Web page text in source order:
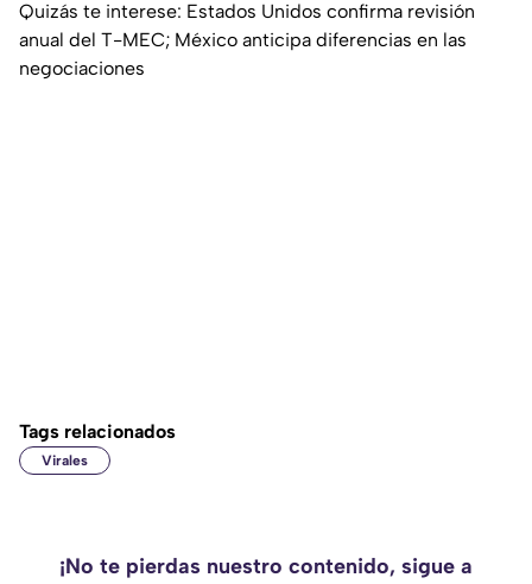
Quizás te interese: Estados Unidos confirma revisión
anual del T-MEC; México anticipa diferencias en las
negociaciones
Tags relacionados
Virales
¡No te pierdas nuestro contenido, sigue a